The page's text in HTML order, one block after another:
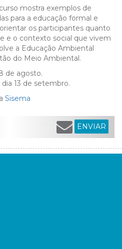
mostra exemplos de
para a educação formal e
os participantes quanto
e o contexto social que vivem
a Educação Ambiental
do Meio Ambiental.
de agosto.
13 de setembro.
Sisema
ENVIAR